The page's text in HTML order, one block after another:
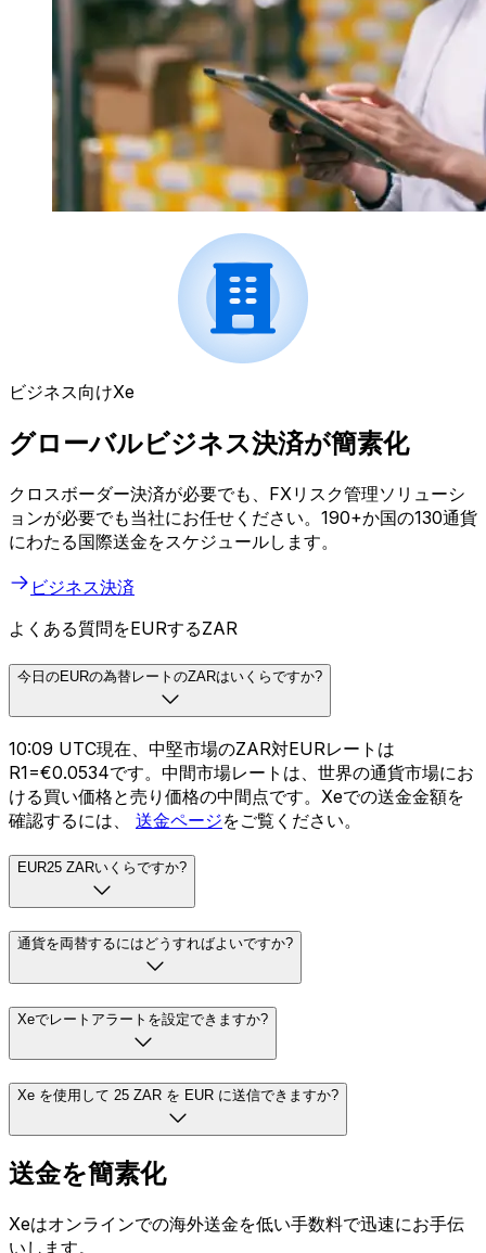
ビジネス向けXe
グローバルビジネス決済が簡素化
クロスボーダー決済が必要でも、FXリスク管理ソリューシ
ョンが必要でも当社にお任せください。190+か国の130通貨
にわたる国際送金をスケジュールします。
ビジネス決済
よくある質問をEURするZAR
今日のEURの為替レートのZARはいくらですか?
10:09 UTC現在、中堅市場のZAR対EURレートは
R1=€0.0534です。中間市場レートは、世界の通貨市場にお
ける買い価格と売り価格の中間点です。Xeでの送金金額を
確認するには、 送金ページをご覧ください。
EUR25 ZARいくらですか?
通貨を両替するにはどうすればよいですか?
Xeでレートアラートを設定できますか?
Xe を使用して 25 ZAR を EUR に送信できますか?
送金を簡素化
Xeはオンラインでの海外送金を低い手数料で迅速にお手伝
いします。